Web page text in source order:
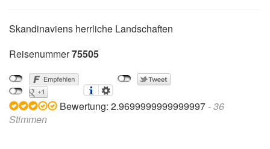
Skandinaviens herrliche Landschaften
Reisenummer75505
Bewertung: 2.9699999999999997 -36
Stimmen